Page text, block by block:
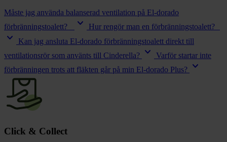
Måste jag använda balanserad ventilation på El-dorado
förbränningstoalett?
keyboard_arrow_down Hur rengör man en förbränningstoalett?
keyboard_arrow_down
Kan jag ansluta El-dorado förbränningstoalett direkt till
ventilationsrör som använts till Cinderella? keyboard_arrow_down
Varför startar inte
förbränningen trots att fläkten går på min El-dorado Plus? keyboard_arrow_down
Click & Collect